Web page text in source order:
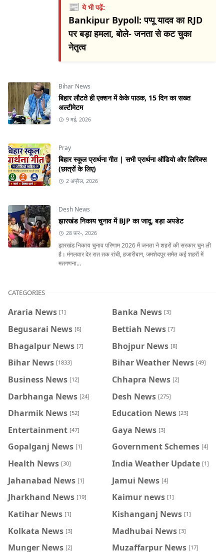
📰ये भी पढ़ें:
Bankipur Bypoll: पप्पू यादव का RJD
पर बड़ा हमला, बोले- जनता से कट चुका
नेतृत्व
Bihar News
बिहार लौटते ही एक्शन में केके पाठक, 15 दिन का सख्त
अल्टीमेटम
9 मई, 2026
Pray
बिहार स्कूल प्रार्थना गीत | सभी प्रार्थना ऑडियो और लिरिक्स
(छात्रों के लिए)
2 अप्रैल, 2026
Desh News
झारखंड निकाय चुनाव में BJP का जादू, बड़ा अपडेट
28 फ़र॰, 2026
झारखंड निकाय चुनाव परिणाम 2026 में जनता ने शहरों की सरकार चुन ली
है। मंगलवार देर रात तक रांची, हजारीबाग, जमशेदपुर समेत कई शहरों में
मतगणना...
CATEGORIES
Araria News [1] Banka News [3]
Begusarai News [6] Bettiah News [7]
Bhagalpur News [7] Bhojpur News [8]
Bihar News [1833] Bihar Weather News [49]
Business News [12] Chhapra News [2]
Darbhanga News [24] Desh News [275]
Dharmik News [52] Education News [23]
Entertainment [47] Gaya News [3]
Gopalganj News [1] Government Schemes [4]
Health News [30] India Weather Update [1]
Jahanabad News [1] Jamui News [4]
Jharkhand News [19] Kaimur news [1]
Katihar News [1] Kishanganj News [1]
Kolkata News [3] Madhubai News [3]
Munger News [2] Muzaffarpur News [17]